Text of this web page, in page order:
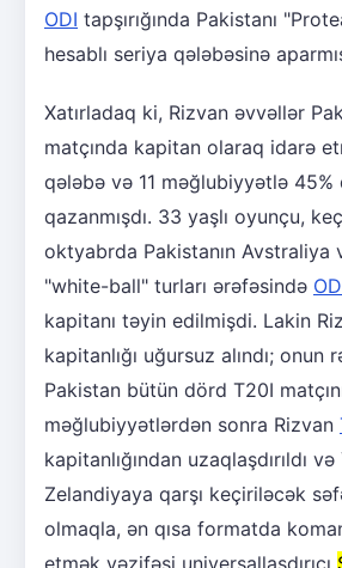
ODI tapşırığında Pakistanı
hesablı seriya qələbəsinə
Xatırladaq ki, Rizvan əvvəllər
matçında kapitan olaraq idarə
qələbə və 11 məğlubiyyətlə 45%
qazanmışdı. 33 yaşlı oyunçu,
oktyabrda Pakistanın Avstraliya
"white-ball" turları ərəfəsində
kapitanı təyin edilmişdi. Lakin
kapitanlığı uğursuz alındı; onun
Pakistan bütün dörd T20I
məğlubiyyətlərdən sonra Rizvan
kapitanlığından uzaqlaşdırıldı və
Zelandiyaya qarşı keçiriləcək
olmaqla, ən qısa formatda
etmək vəzifəsi universallaşdırıcı